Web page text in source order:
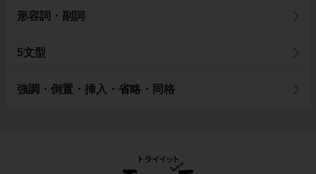
形容詞・副詞
5文型
強調・倒置・挿入・省略・同格